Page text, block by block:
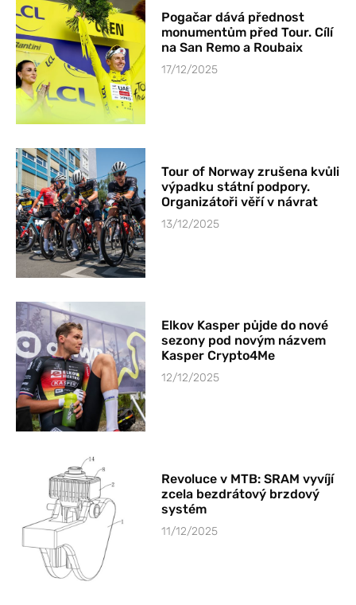
Pogačar dává přednost
monumentům před Tour. Cílí
na San Remo a Roubaix
17/12/2025
Tour of Norway zrušena kvůli
výpadku státní podpory.
Organizátoři věří v návrat
13/12/2025
Elkov Kasper půjde do nové
sezony pod novým názvem
Kasper Crypto4Me
12/12/2025
Revoluce v MTB: SRAM vyvíjí
zcela bezdrátový brzdový
systém
11/12/2025